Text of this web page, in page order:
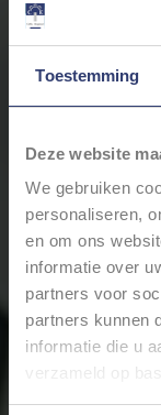
Toestemming
Deze website
We gebruiken
personaliseren,
en om ons
informatie over
partners voor
partners kunnen
informatie die u
verzameld op
Toevoegen
Informatie
Artikelnummer:
Voorraad:
met lijm van
rol - H-5R(3X)
Hongshang